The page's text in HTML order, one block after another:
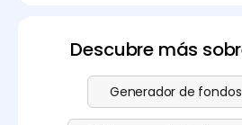
Descubre más
Generador de